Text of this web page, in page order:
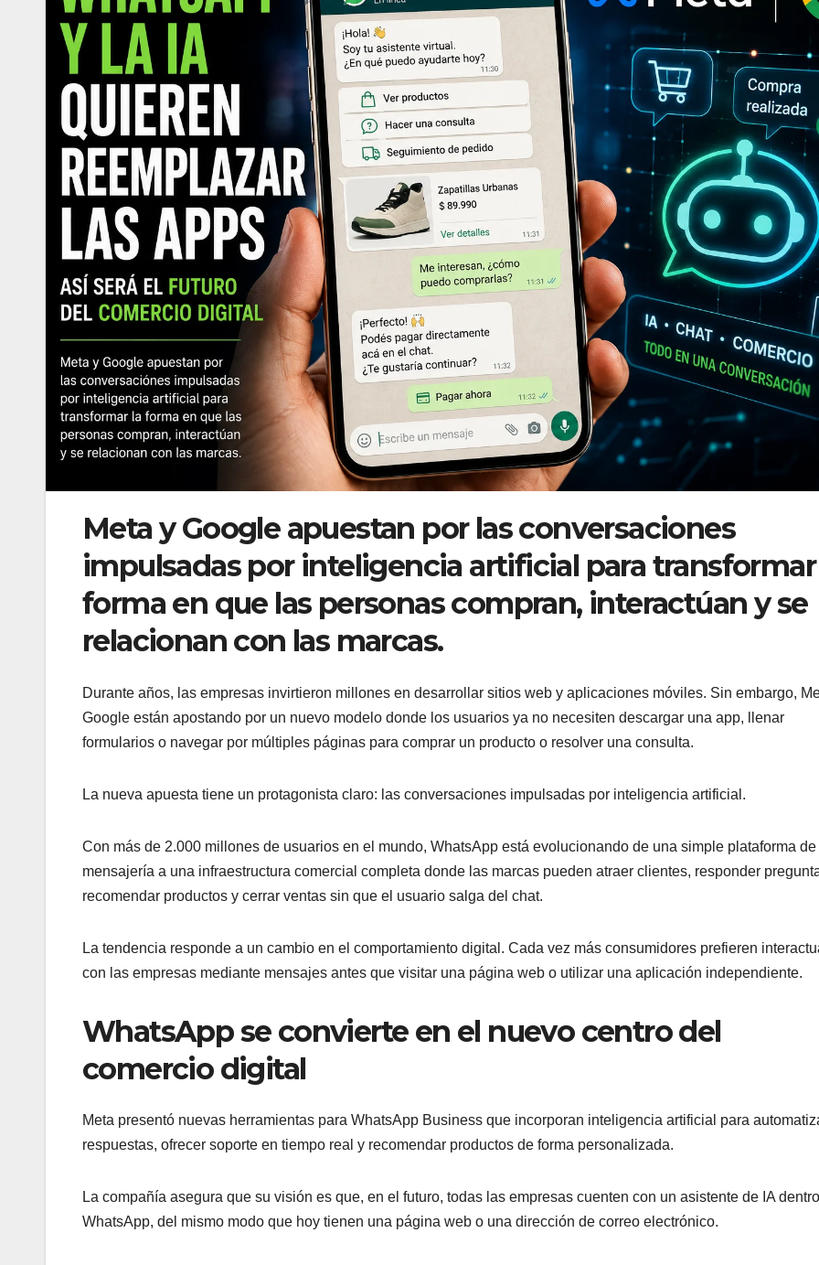
Meta y Google apuestan por las conversaciones
impulsadas por inteligencia artificial para transformar
forma en que las personas compran, interactúan y se
relacionan con las marcas.
Durante años, las empresas invirtieron millones en desarrollar sitios web y aplicaciones móviles. Sin embargo,
Google están apostando por un nuevo modelo donde los usuarios ya no necesiten descargar una app, llenar
formularios o navegar por múltiples páginas para comprar un producto o resolver una consulta.
La nueva apuesta tiene un protagonista claro: las conversaciones impulsadas por inteligencia artificial.
Con más de 2.000 millones de usuarios en el mundo, WhatsApp está evolucionando de una simple plataforma de
mensajería a una infraestructura comercial completa donde las marcas pueden atraer clientes, responder
recomendar productos y cerrar ventas sin que el usuario salga del chat.
La tendencia responde a un cambio en el comportamiento digital. Cada vez más consumidores prefieren
con las empresas mediante mensajes antes que visitar una página web o utilizar una aplicación independiente.
WhatsApp se convierte en el nuevo centro del
comercio digital
Meta presentó nuevas herramientas para WhatsApp Business que incorporan inteligencia artificial para
respuestas, ofrecer soporte en tiempo real y recomendar productos de forma personalizada.
La compañía asegura que su visión es que, en el futuro, todas las empresas cuenten con un asistente de IA
WhatsApp, del mismo modo que hoy tienen una página web o una dirección de correo electrónico.